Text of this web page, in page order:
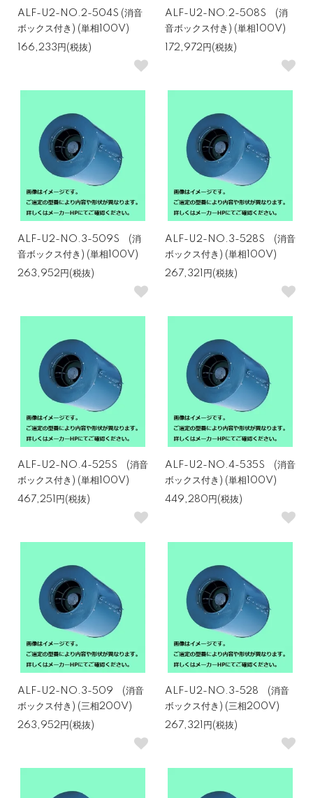
ALF-U2-NO.2-504S (消音
ボックス付き) (単相100V)
166,233円(税抜)
ALF-U2-NO.2-508S (消
音ボックス付き) (単相100V)
172,972円(税抜)
ALF-U2-NO.3-509S (消
音ボックス付き) (単相100V)
263,952円(税抜)
ALF-U2-NO.3-528S (消音
ボックス付き) (単相100V)
267,321円(税抜)
ALF-U2-NO.4-525S (消音
ボックス付き) (単相100V)
467,251円(税抜)
ALF-U2-NO.4-535S (消音
ボックス付き) (単相100V)
449,280円(税抜)
ALF-U2-NO.3-509 (消音
ボックス付き) (三相200V)
263,952円(税抜)
ALF-U2-NO.3-528 (消音
ボックス付き) (三相200V)
267,321円(税抜)